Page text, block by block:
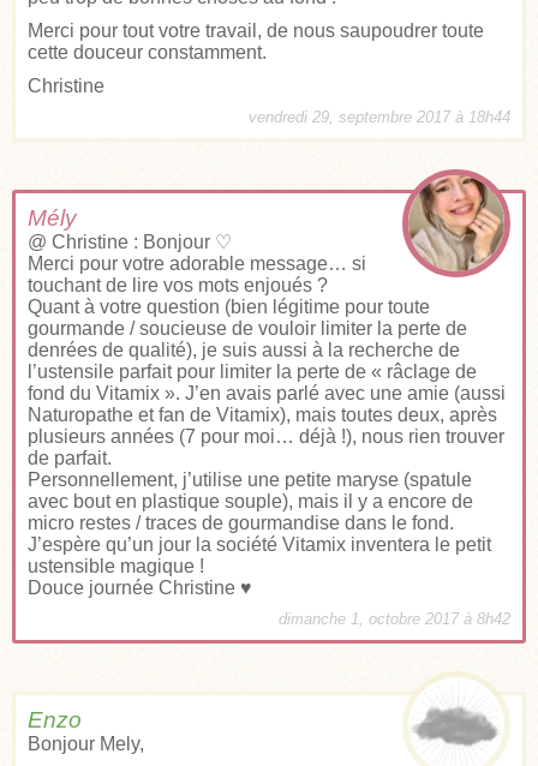
Merci pour tout votre travail, de nous saupoudrer toute
cette douceur constamment.
Christine
vendredi 29, septembre 2017 à 18h44
Mély
@ Christine : Bonjour ♡
Merci pour votre adorable message… si
touchant de lire vos mots enjoués ?
Quant à votre question (bien légitime pour toute
gourmande / soucieuse de vouloir limiter la perte de
denrées de qualité), je suis aussi à la recherche de
l’ustensile parfait pour limiter la perte de « râclage de
fond du Vitamix ». J’en avais parlé avec une amie (aussi
Naturopathe et fan de Vitamix), mais toutes deux, après
plusieurs années (7 pour moi… déjà !), nous rien trouver
de parfait.
Personnellement, j’utilise une petite maryse (spatule
avec bout en plastique souple), mais il y a encore de
micro restes / traces de gourmandise dans le fond.
J’espère qu’un jour la société Vitamix inventera le petit
ustensible magique !
Douce journée Christine ♥
dimanche 1, octobre 2017 à 8h42
Enzo
Bonjour Mely,